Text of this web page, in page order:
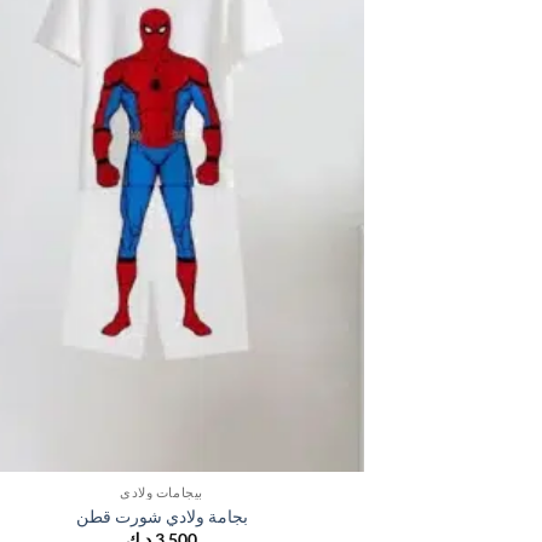
بيجامات ولادي
بجامة ولادي شورت قطن